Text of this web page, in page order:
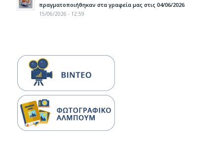
πραγματοποιήθηκαν στα γραφεία μας στις 04/06/2026
15/06/2026 - 12:59